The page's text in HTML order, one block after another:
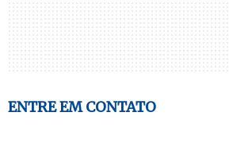
ENTRE EM CONTATO